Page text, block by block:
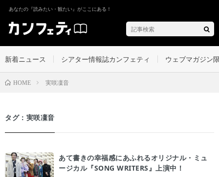
あなたの『読みたい・観たい』がここにある！
新着ニュース シアター情報誌カンフェティ ウェブマガジン
HOME 実咲凜音
タグ：実咲凜音
あて書きの幸福感にあふれるオリジナル・ミュ
ージカル『SONG WRITERS』上演中！